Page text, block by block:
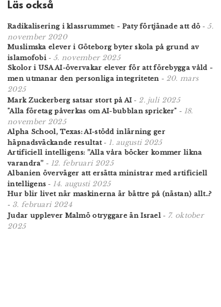
Läs också
Radikalisering i klassrummet: - Paty förtjänade att dö -5.
november 2020
Muslimska elever i Göteborg byter skola på grund av
islamofobi -5. november 2025
Skolor i USA AI-övervakar elever för att förebygga våld -
men utmanar den personliga integriteten - 20. mars
2025
Mark Zuckerberg satsar stort på AI - 2. juli 2025
"Alla företag påverkas om AI-bubblan spricker" - 18.
november 2025
Alpha School, Texas: AI-stödd inlärning ger
häpnadsväckande resultat- 1. augusti 2025
Artificiell intelligens: ”Alla våra böcker kommer likna
varandra” - 12. februari 2025
Albanien överväger att ersätta ministrar med artificiell
intelligens - 14. augusti 2025
Hur blir livet när maskinerna är bättre på (nästan) allt..?
- 3. februari 2024
Judar upplever Malmö otryggare än Israel - 7. oktober
2025